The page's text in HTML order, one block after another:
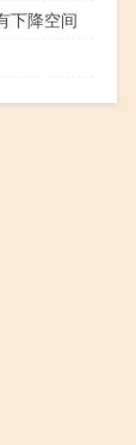
下降空间